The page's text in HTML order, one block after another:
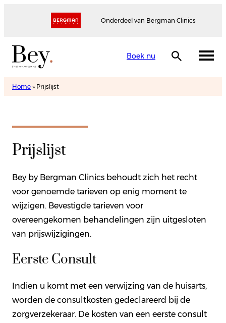
Onderdeel van Bergman Clinics
Boek nu
Home » Prijslijst
Prijslijst
Bey by Bergman Clinics behoudt zich het recht
voor genoemde tarieven op enig moment te
wijzigen. Bevestigde tarieven voor
overeengekomen behandelingen zijn uitgesloten
van prijswijzigingen.
Eerste Consult
Indien u komt met een verwijzing van de huisarts,
worden de consultkosten gedeclareerd bij de
zorgverzekeraar. De kosten van een eerste consult